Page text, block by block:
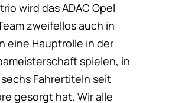
wird das ADAC Opel
zweifellos auch in
eine Hauptrolle in der
spielen, in
Fahrertiteln seit
gesorgt hat. Wir alle